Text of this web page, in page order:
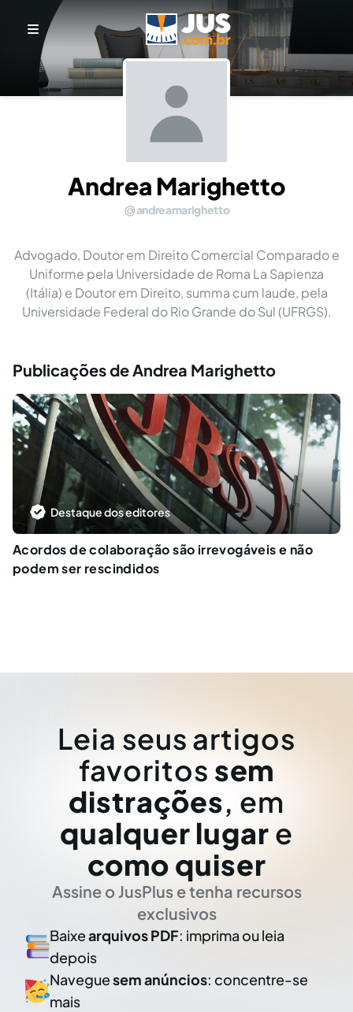
Andrea Marighetto
andreamarighetto
Advogado, Doutor em Direito Comercial Comparado e
Uniforme pela Universidade de Roma La Sapienza
(Itália) e Doutor em Direito, summa cum laude, pela
Universidade Federal do Rio Grande do Sul (UFRGS).
Publicações de Andrea Marighetto
Destaque dos editores
Acordos de colaboração são irrevogáveis e não
podem ser rescindidos
Leia seus artigos
favoritos sem
distrações, em
qualquer lugar e
como quiser
Assine o JusPlus e tenha recursos
exclusivos
Baixearquivos PDF: imprima ou leia
depois
Naveguesem anúncios: concentre-se
mais